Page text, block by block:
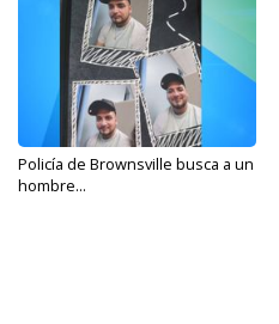
Policía de Brownsville busca a un
hombre...